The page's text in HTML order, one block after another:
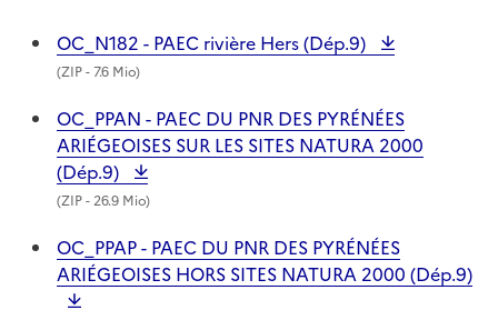
OC_N182 - PAEC rivière Hers (Dép.9)
(ZIP- 7.6 Mio)
OC_PPAN - PAEC DU PNR DES PYRÉNÉES
ARIÉGEOISES SUR LES SITES NATURA 2000
(Dép.9)
(ZIP- 26.9 Mio)
OC_PPAP - PAEC DU PNR DES PYRÉNÉES
ARIÉGEOISES HORS SITES NATURA 2000 (Dép.9)